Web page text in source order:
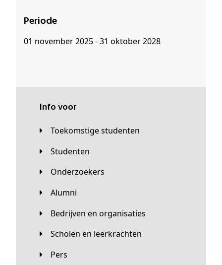
Periode
01 november 2025 - 31 oktober 2028
Info voor
Toekomstige studenten
Studenten
Onderzoekers
Alumni
Bedrijven en organisaties
Scholen en leerkrachten
Pers